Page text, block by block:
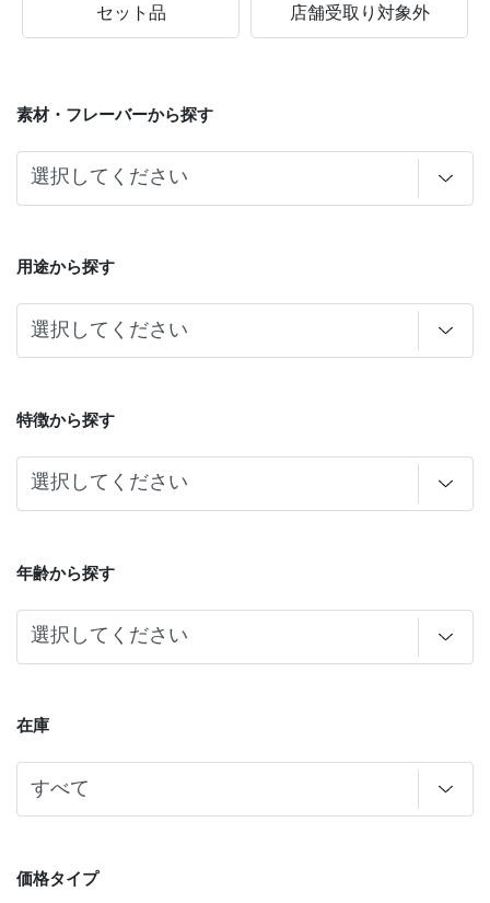
セット品 店舗受取り対象外
素材・フレーバーから探す
用途から探す
特徴から探す
年齢から探す
在庫
価格タイプ